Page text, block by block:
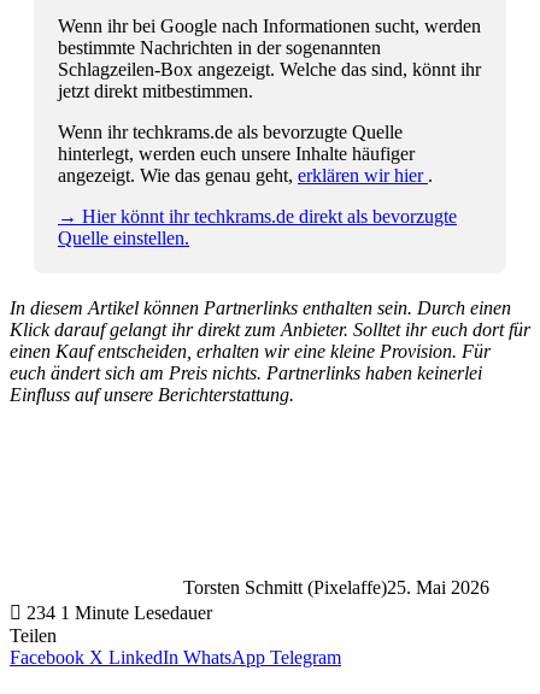
Wenn ihr bei Google nach Informationen sucht, werden
bestimmte Nachrichten in der sogenannten
Schlagzeilen-Box angezeigt. Welche das sind, könnt ihr
jetzt direkt mitbestimmen.
Wenn ihr techkrams.de als bevorzugte Quelle
hinterlegt, werden euch unsere Inhalte häufiger
angezeigt. Wie das genau geht, erklären wir hier .
→ Hier könnt ihr techkrams.de direkt als bevorzugte
Quelle einstellen.
In diesem Artikel können Partnerlinks enthalten sein. Durch einen
Klick darauf gelangt ihr direkt zum Anbieter. Solltet ihr euch dort für
einen Kauf entscheiden, erhalten wir eine kleine Provision. Für
euch ändert sich am Preis nichts. Partnerlinks haben keinerlei
Einfluss auf unsere Berichterstattung.
Torsten Schmitt (Pixelaffe)25. Mai 2026
234 1 Minute Lesedauer
Teilen
Facebook X LinkedIn WhatsApp Telegram